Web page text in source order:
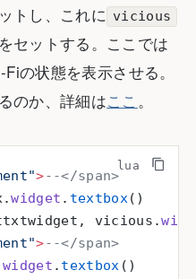
トし、これに vicious
セットする。ここでは
の状態を表示させる。
のか、詳細はここ 。
>--</span>
widget . textbox()
vicious.
>--</span>
widget . textbox ()